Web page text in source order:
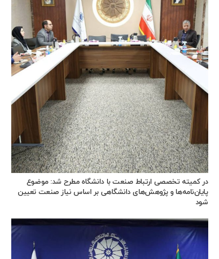
در کمیته تخصصی ارتباط صنعت با دانشگاه مطرح شد: موضوع
پایان‌نامه‌ها و پژوهش‌های دانشگاهی بر اساس نیاز صنعت تعیین
شود